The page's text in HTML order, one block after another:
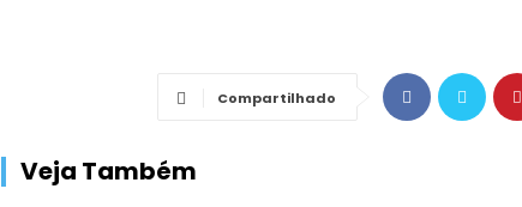
Compartilhado
Veja Também